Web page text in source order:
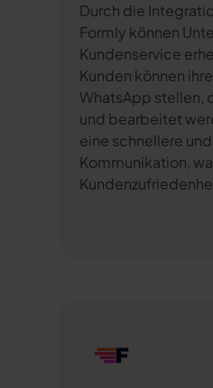
Durch die
Formly können
Kundenservice
Kunden können
WhatsApp stellen,
und bearbeitet
eine schnellere
Kommunikation,